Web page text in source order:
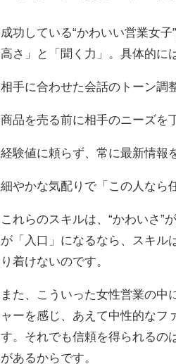
成功している“かわいい営業女
高さ」と「聞く力」。具体的に
相手に合わせた会話のトーン調
商品を売る前に相手のニーズを
経験値に頼らず、常に最新情報
細やかな気配りで「この人なら
これらのスキルは、“かわいさ”
が「入口」になるなら、スキル
り着けないのです。
また、こういった女性営業の中
ャーを感じ、あえて中性的なフ
す。それでも信頼を得られるの
があるからです。